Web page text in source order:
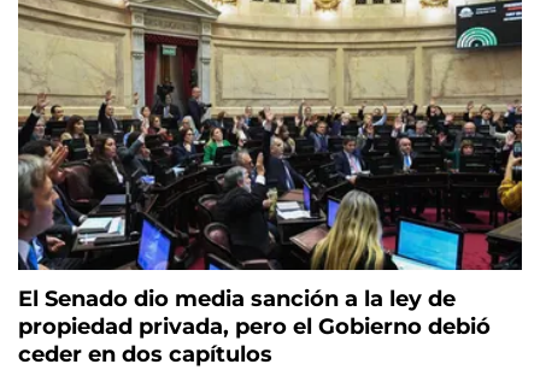
El Senado dio media sanción a la ley de
propiedad privada, pero el Gobierno debió
ceder en dos capítulos